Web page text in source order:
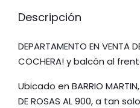
Descripción
DEPARTAMENTO EN VENTA
COCHERA! y balcón al
Ubicado en BARRIO
DE ROSAS AL 900, a tan